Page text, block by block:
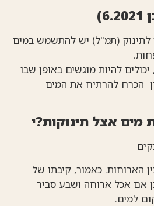
לתינוק (תמ"ל) יש להתשמש במים
להיות מוגשים באופן שבו
הכרח להרתיח את המים
מים אצל תינוקות?י
הארוחות. כאמור, קיבתו של
אם אכל ארוחה ושבע סביר
למים.